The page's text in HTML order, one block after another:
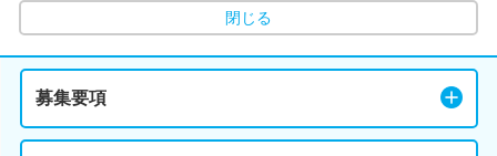
閉じる
募集要項